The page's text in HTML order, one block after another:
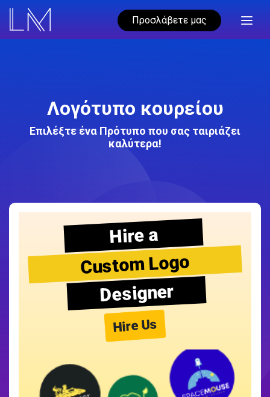
Προσλάβετε μας
Λογότυπο κουρείου
Επιλέξτε ένα Πρότυπο που σας ταιριάζει
καλύτερα!
Hire a
Custom Logo
Designer
Hire Us